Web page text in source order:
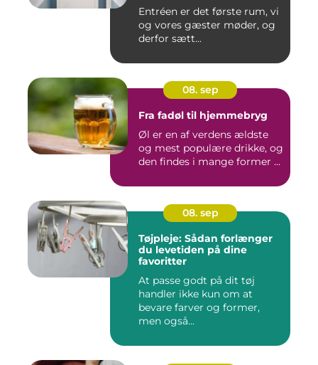
Entréen er det første rum, vi
og vores gæster møder, og
derfor sætt...
08. sep
Fra fadøl til hjemmebryg
Øl er en af verdens ældste
og mest populære drikke, og
den findes i mange former ...
08. sep
Tøjpleje: Sådan forlænger
du levetiden på dine
favoritter
At passe godt på dit tøj
handler ikke kun om at
bevare farver og former,
men også...